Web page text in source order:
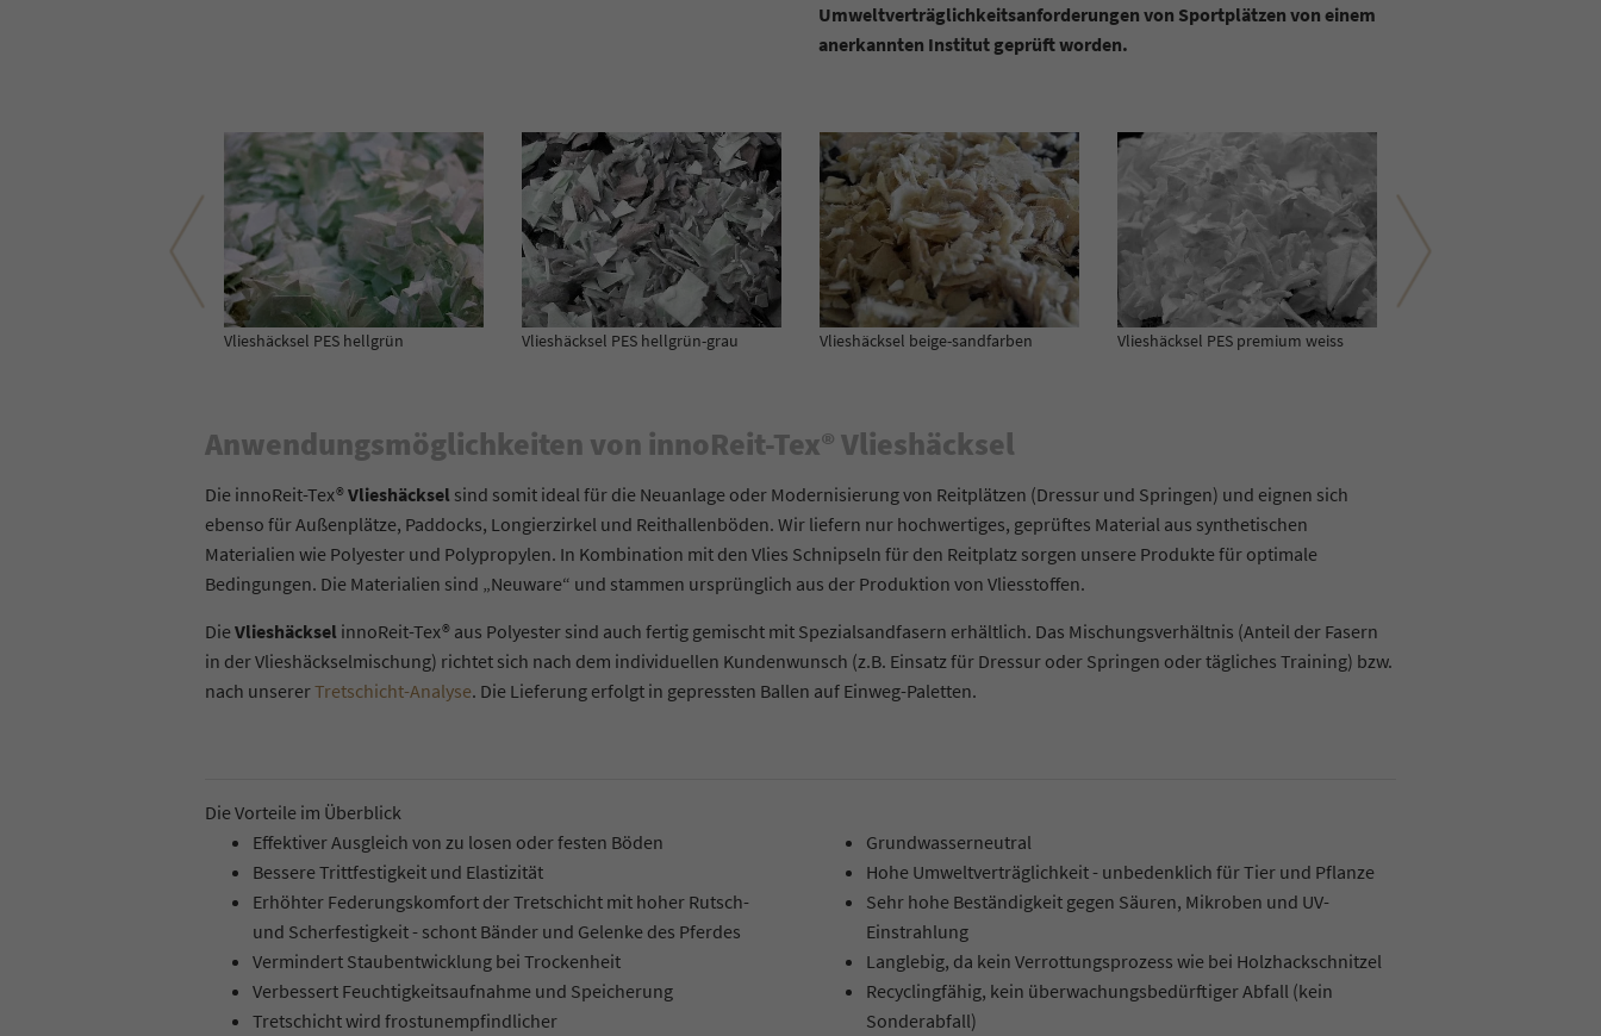
Umweltverträglichkeitsanforderungen von Sportplätzen von einem
anerkannten Institut geprüft worden.
Vlieshäcksel PES hellgrün-grau Vlieshäcksel beige-sandfarben Vlieshäcksel PES premium weiss
Vlieshäcksel mehrfarbig Abbildung
Anwendungsmöglichkeiten von innoReit-Tex®Vlieshäcksel
Die innoReit-Tex®Vlieshäcksel sind somit ideal für die Neuanlage oder Modernisierung von Reitplätzen (Dressur und Springen) und eignen sich
ebenso für Außenplätze, Paddocks, Longierzirkel und Reithallenböden. Wir liefern nur hochwertiges, geprüftes Material aus synthetischen
Materialien wie Polyester und Polypropylen. In Kombination mit den Vlies Schnipseln für den Reitplatz sorgen unsere Produkte für optimale
Bedingungen. Die Materialien sind „Neuware“ und stammen ursprünglich aus der Produktion von Vliesstoffen.
DieVlieshäcksel innoReit-Tex® aus Polyester sind auch fertig gemischt mit Spezialsandfasern erhältlich. Das Mischungsverhältnis (Anteil der Fasern
in der Vlieshäckselmischung) richtet sich nach dem individuellen Kundenwunsch (z.B. Einsatz für Dressur oder Springen oder tägliches Training) bzw.
nach unsererTretschicht-Analyse. Die Lieferung erfolgt in gepressten Ballen auf Einweg-Paletten.
Die Vorteile im Überblick
Effektiver Ausgleich von zu losen oder festen Böden
Bessere Trittfestigkeit und Elastizität
Erhöhter Federungskomfort der Tretschicht mit hoher Rutsch-
und Scherfestigkeit - schont Bänder und Gelenke des Pferdes
Vermindert Staubentwicklung bei Trockenheit
Verbessert Feuchtigkeitsaufnahme und Speicherung
Tretschicht wird frostunempfindlicher
Grundwasserneutral
Hohe Umweltverträglichkeit - unbedenklich für Tier und Pflanze
Sehr hohe Beständigkeit gegen Säuren, Mikroben und UV-
Einstrahlung
Langlebig, da kein Verrottungsprozess wie bei Holzhackschnitzel
Recyclingfähig, kein überwachungsbedürftiger Abfall (kein
Sonderabfall)
Dieses Cookie wird verwendet, um Ihre Cookie-
Einstellungen für diese Website zu speichern.
Informationen anonym und weisen eine randoly
generierte Nummer zu, um eindeutige Besucher zu
Name _gid
Anbieter Google Analytics
Laufzeit 1 Tag
Dieses Cookie wird von Google Analytics installiert.
Das Cookie wird verwendet, um Informationen
Die erhobenen Daten umfassen die Anzahl der
Seiten in anonymisierter Form.